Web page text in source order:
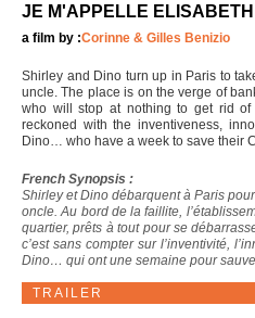
JE M'APPELLE ELISABETH
a film by :Corinne & Gilles Benizio
Shirley and Dino turn up in Paris to
uncle. The place is on the verge of
who will stop at nothing to get rid
reckoned with the inventiveness,
Dino… who have a week to save their
French Synopsis :
Shirley et Dino débarquent à Paris
oncle. Au bord de la faillite,
quartier, prêts à tout pour se
c’est sans compter sur l’inventivité,
Dino… qui ont une semaine pour
TRAILER